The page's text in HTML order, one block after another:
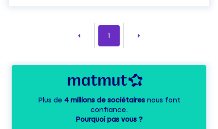
1
Plus de 4 millions de sociétairesnous font
confiance.
Pourquoi pas vous ?